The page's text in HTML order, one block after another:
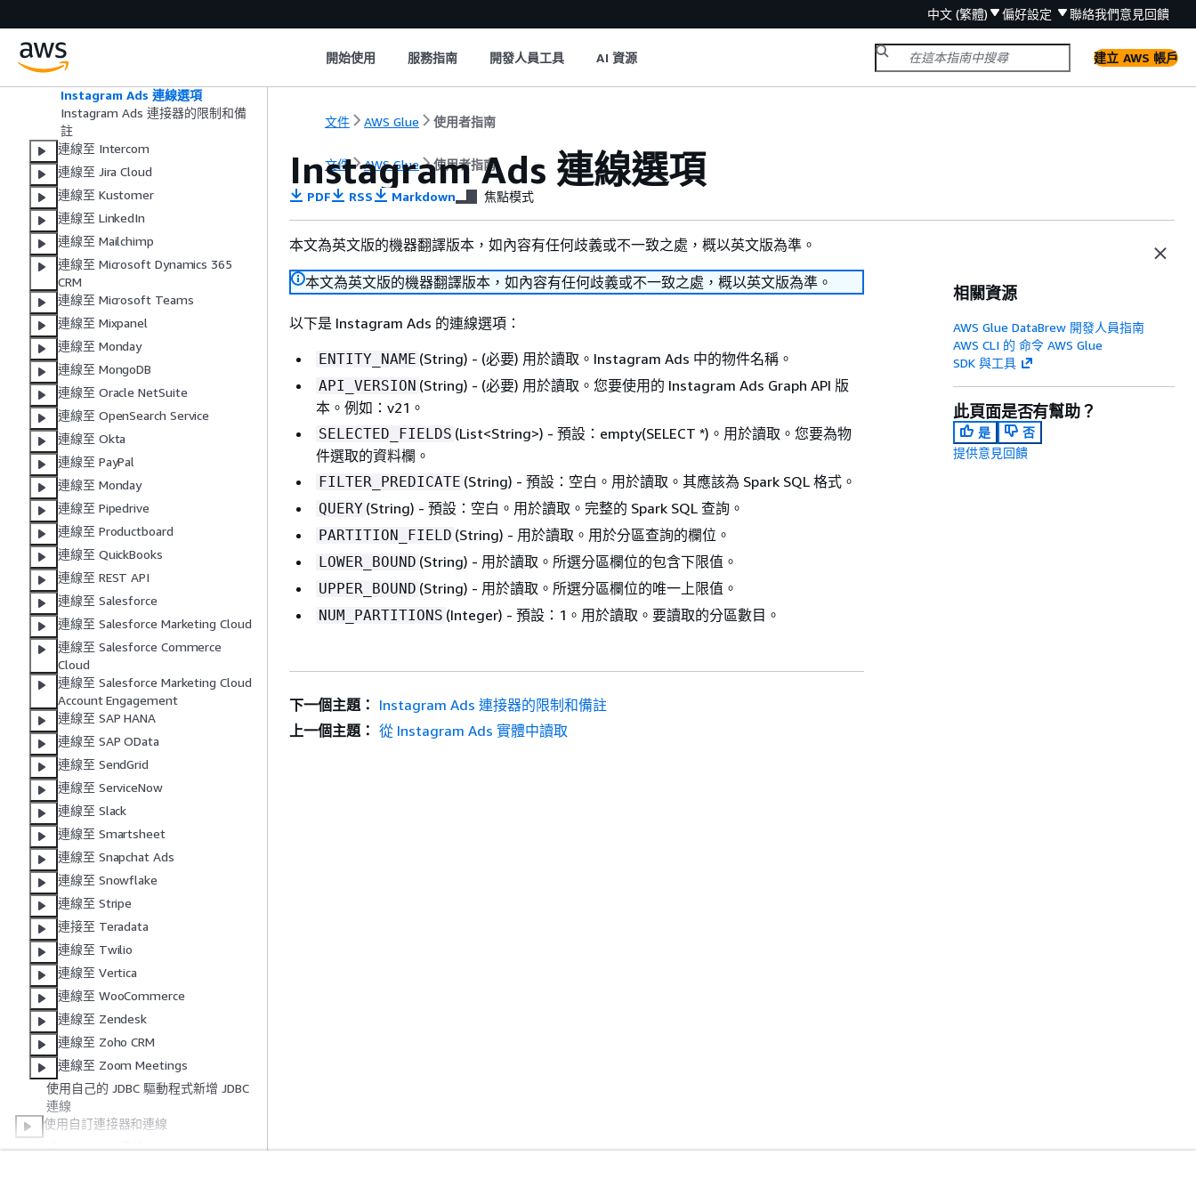
中文 (繁體) 偏好設定 聯絡我們意見回饋
開始使用 服務指南 開發人員工具 AI 資源 建立 AWS 帳戶
設定 Instagram Ads
設定 Instagram Ads 連線
Instagram Ads 連線選項
Instagram Ads 連接器的限制和備
註
連線至 Intercom
連線至 Jira Cloud
連線至 Kustomer
連線至 LinkedIn
連線至 Mailchimp
連線至 Microsoft Dynamics 365
CRM
連線至 Microsoft Teams
連線至 Mixpanel
連線至 Monday
連線至 MongoDB
連線至 Oracle NetSuite
連線至 OpenSearch Service
連線至 Okta
連線至 PayPal
連線至 Monday
連線至 Pipedrive
連線至 Productboard
連線至 QuickBooks
連線至 REST API
連線至 Salesforce
連線至 Salesforce Marketing Cloud
連線至 Salesforce Commerce
Cloud
連線至 Salesforce Marketing Cloud
Account Engagement
連線至 SAP HANA
連線至 SAP OData
連線至 SendGrid
連線至 ServiceNow
連線至 Slack
連線至 Smartsheet
連線至 Snapchat Ads
連線至 Snowflake
連線至 Stripe
連接至 Teradata
連線至 Twilio
連線至 Vertica
連線至 WooCommerce
連線至 Zendesk
連線至 Zoho CRM
連線至 Zoom Meetings
使用自己的 JDBC 驅動程式新增 JDBC
連線
使用自訂連接器和連線
測試 AWS Glue 連線
文件 AWS Glue 使用者指南
文件 AWS Glue 使用者指南
Instagram Ads 連線選項
PDF RSS Markdown 焦點模式
本文為英文版的機器翻譯版本，如內容有任何歧義或不一致之處，概以英文版為準。
本文為英文版的機器翻譯版本，如內容有任何歧義或不一致之處，概以英文版為準。
以下是 Instagram Ads 的連線選項：
ENTITY_NAME (String) - (必要) 用於讀取。Instagram Ads 中的物件名稱。
API_VERSION (String) - (必要) 用於讀取。您要使用的 Instagram Ads Graph API 版
本。例如：v21。
SELECTED_FIELDS (List<String>) - 預設：empty(SELECT *)。用於讀取。您要為物
件選取的資料欄。
FILTER_PREDICATE (String) - 預設：空白。用於讀取。其應該為 Spark SQL 格式。
QUERY (String) - 預設：空白。用於讀取。完整的 Spark SQL 查詢。
PARTITION_FIELD (String) - 用於讀取。用於分區查詢的欄位。
LOWER_BOUND (String) - 用於讀取。所選分區欄位的包含下限值。
UPPER_BOUND (String) - 用於讀取。所選分區欄位的唯一上限值。
NUM_PARTITIONS (Integer) - 預設：1。用於讀取。要讀取的分區數目。
相關資源
AWS Glue DataBrew 開發人員指南
AWS CLI 的 命令 AWS Glue
SDK 與工具
此頁面是否有幫助？
是
否
提供意見回饋
下一個主題： Instagram Ads 連接器的限制和備註
上一個主題： 從 Instagram Ads 實體中讀取